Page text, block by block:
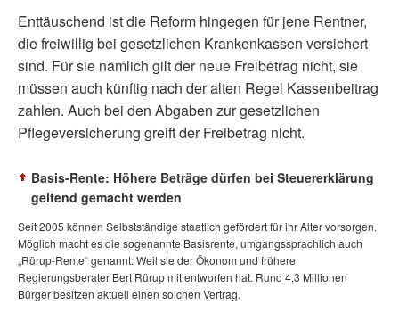
Enttäuschend ist die Reform hingegen für jene Rentner,
die freiwillig bei gesetzlichen Krankenkassen versichert
sind. Für sie nämlich gilt der neue Freibetrag nicht, sie
müssen auch künftig nach der alten Regel Kassenbeitrag
zahlen. Auch bei den Abgaben zur gesetzlichen
Pflegeversicherung greift der Freibetrag nicht.
Basis-Rente: Höhere Beträge dürfen bei Steuererklärung
geltend gemacht werden
Seit 2005 können Selbstständige staatlich gefördert für ihr Alter vorsorgen.
Möglich macht es die sogenannte Basisrente, umgangssprachlich auch
„Rürup-Rente“ genannt: Weil sie der Ökonom und frühere
Regierungsberater Bert Rürup mit entworfen hat. Rund 4,3 Millionen
Bürger besitzen aktuell einen solchen Vertrag.